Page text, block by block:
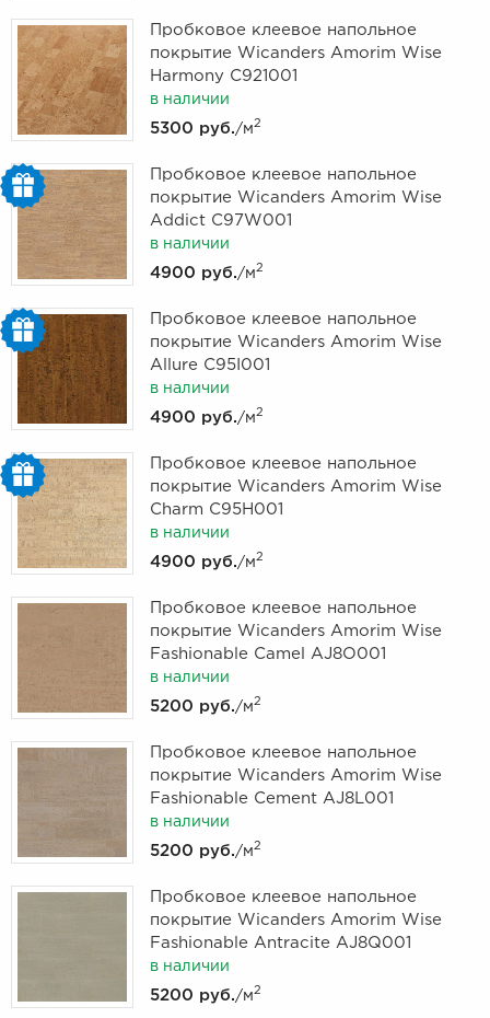
Пробковое клеевое напольное
покрытие Wicanders Amorim Wise
Harmony C921001
в наличии
5300 руб./м2
Пробковое клеевое напольное
покрытие Wicanders Amorim Wise
Addict C97W001
в наличии
4900 руб./м2
Пробковое клеевое напольное
покрытие Wicanders Amorim Wise
Allure C95I001
в наличии
4900 руб./м2
Пробковое клеевое напольное
покрытие Wicanders Amorim Wise
Charm C95H001
в наличии
4900 руб./м2
Пробковое клеевое напольное
покрытие Wicanders Amorim Wise
Fashionable Camel AJ8O001
в наличии
5200 руб./м2
Пробковое клеевое напольное
покрытие Wicanders Amorim Wise
Fashionable Cement AJ8L001
в наличии
5200 руб./м2
Пробковое клеевое напольное
покрытие Wicanders Amorim Wise
Fashionable Antracite AJ8Q001
в наличии
5200 руб./м2